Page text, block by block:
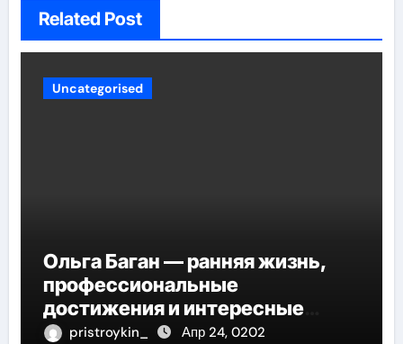
Related Post
Uncategorised
Ольга Баган — ранняя жизнь,
профессиональные
достижения и интересные
факты
pristroykin_ Апр 24, 0202